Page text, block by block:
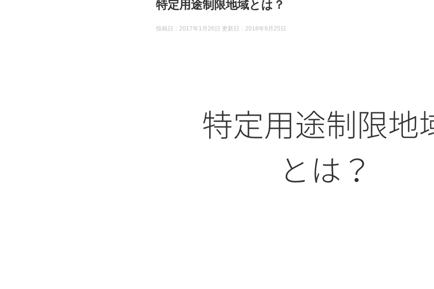
特定用途制限地域とは？
投稿日：2017年1月26日 更新日： 2018年9月25日